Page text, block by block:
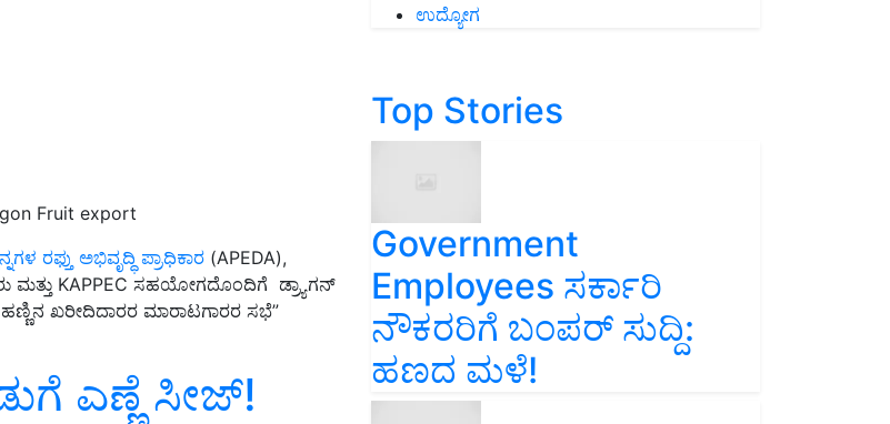
Fruit export
ರಫ್ತು ಅಭಿವೃದ್ಧಿ ಪ್ರಾಧಿಕಾರ (APEDA),
ಮತ್ತು KAPPEC ಸಹಯೋಗದೊಂದಿಗೆ ಡ್ರ್ಯಾಗನ್
ಹಣ್ಣಿನ ಖರೀದಿದಾರರ ಮಾರಾಟಗಾರರ ಸಭೆ”
ಎಣ್ಣೆ ಸೀಜ್‌!
ಉದ್ಯೋಗ
Top Stories
Government
Employees ಸರ್ಕಾರಿ
ನೌಕರರಿಗೆ ಬಂಪರ್‌ ಸುದ್ದಿ:
ಹಣದ ಮಳೆ!